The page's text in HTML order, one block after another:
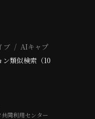
ブ
AIキャプ
類似検索（10
同利用センター